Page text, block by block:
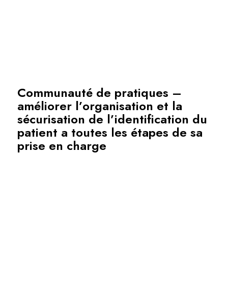
Communauté de pratiques –
améliorer l’organisation et la
sécurisation de l’identification du
patient a toutes les étapes de sa
prise en charge